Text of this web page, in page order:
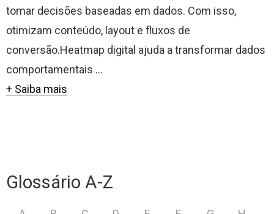
tomar decisões baseadas em dados. Com isso,
otimizam conteúdo, layout e fluxos de
conversão.Heatmap digital ajuda a transformar dados
comportamentais ...
+ Saiba mais
Glossário A-Z